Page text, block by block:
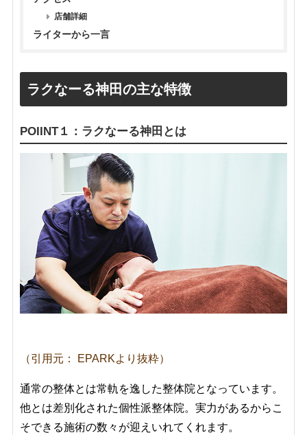
店舗詳細
ライターから一言
ラクなーる神田の主な特徴
POIINT１：ラクなーる神田とは
（引用元： EPARKより抜粋）
通常の整体とは常軌を逸した整体院となっています。
他とは差別化された個性派整体院。実力があるからこ
そできる施術の数々が迎えいれてくれます。